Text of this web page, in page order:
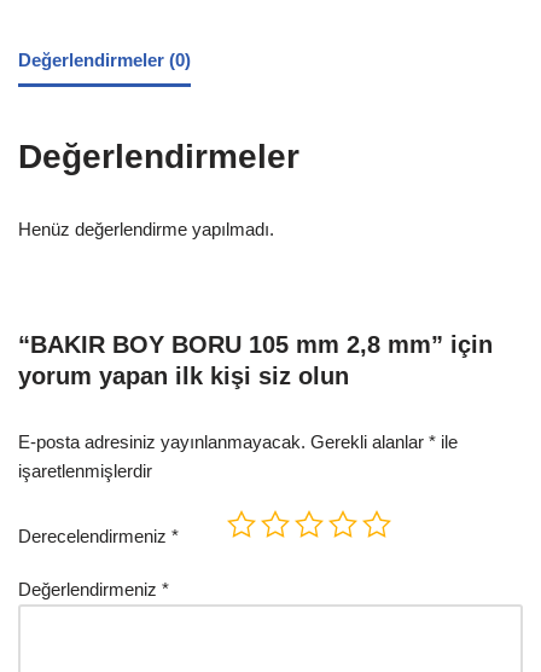
Değerlendirmeler (0)
Değerlendirmeler
Henüz değerlendirme yapılmadı.
“BAKIR BOY BORU 105 mm 2,8 mm” için
yorum yapan ilk kişi siz olun
E-posta adresiniz yayınlanmayacak. Gerekli alanlar * ile
işaretlenmişlerdir
Derecelendirmeniz *
Değerlendirmeniz *